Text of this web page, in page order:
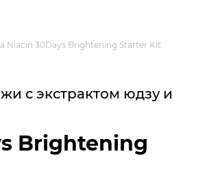
Niacin 30Days Brightening Starter Kit
с экстрактом юдзу и
Brightening